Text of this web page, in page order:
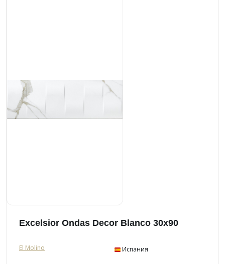
Excelsior Ondas Decor Blanco 30x90
El Molino Испания